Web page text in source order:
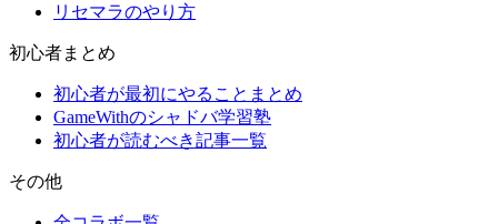
リセマラのやり方
初心者まとめ
初心者が最初にやることまとめ
GameWithのシャドバ学習塾
初心者が読むべき記事一覧
その他